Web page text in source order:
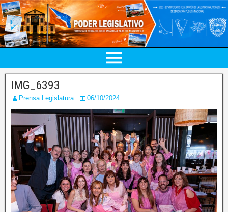
IMG_6393
Prensa Legislatura 06/10/2024